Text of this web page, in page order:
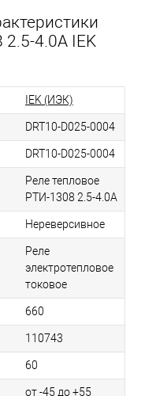
4.0А IEK
IEK (ИЭК)
DRT10-D025-0004
DRT10-D025-0004
Реле тепловое
РТИ-1308 2.5-4.0А
Нереверсивное
Реле
электротепловое
токовое
660
110743
60
от -45 до +55